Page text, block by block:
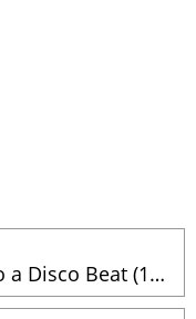
Charanjit Singh – Ten Ragas to a Disco Beat (1982)